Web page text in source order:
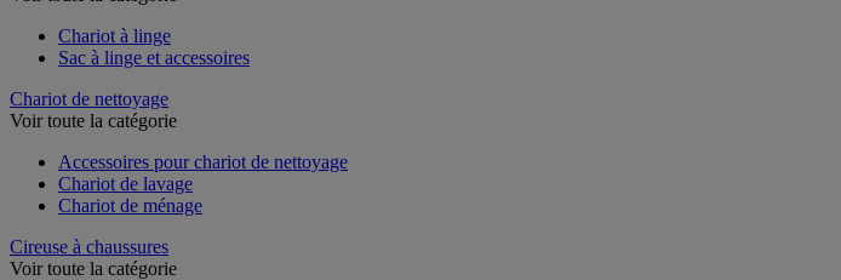
Chariot à linge
Sac à linge et accessoires
Chariot de nettoyage
Voir toute la catégorie
Accessoires pour chariot de nettoyage
Chariot de lavage
Chariot de ménage
Cireuse à chaussures
Voir toute la catégorie